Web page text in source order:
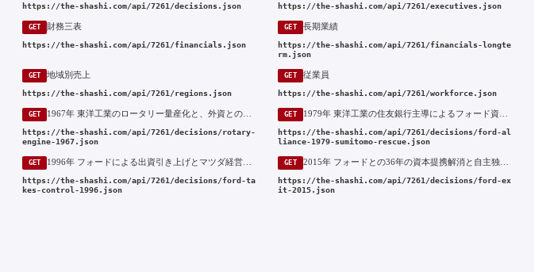
https://the-shashi.com/api/7261/decisions.json https://the-shashi.com/api/7261/executives.json
GET 財務三表
https://the-shashi.com/api/7261/financials.json
GET 長期業績
https://the-shashi.com/api/7261/financials-longte
rm.json
GET 地域別売上
https://the-shashi.com/api/7261/regions.json
GET 従業員
https://the-shashi.com/api/7261/workforce.json
GET
https://the-shashi.com/api/7261/decisions/rotary-
engine-1967.json
GET 1979年 東洋工業の住友銀行主導によるフォード資本提携と再建
https://the-shashi.com/api/7261/decisions/ford-al
liance-1979-sumitomo-rescue.json
GET
https://the-shashi.com/api/7261/decisions/ford-ta
kes-control-1996.json
GET
https://the-shashi.com/api/7261/decisions/ford-ex
it-2015.json